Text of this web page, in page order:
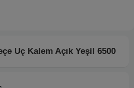
Uç Kalem Açık Yeşil 6500